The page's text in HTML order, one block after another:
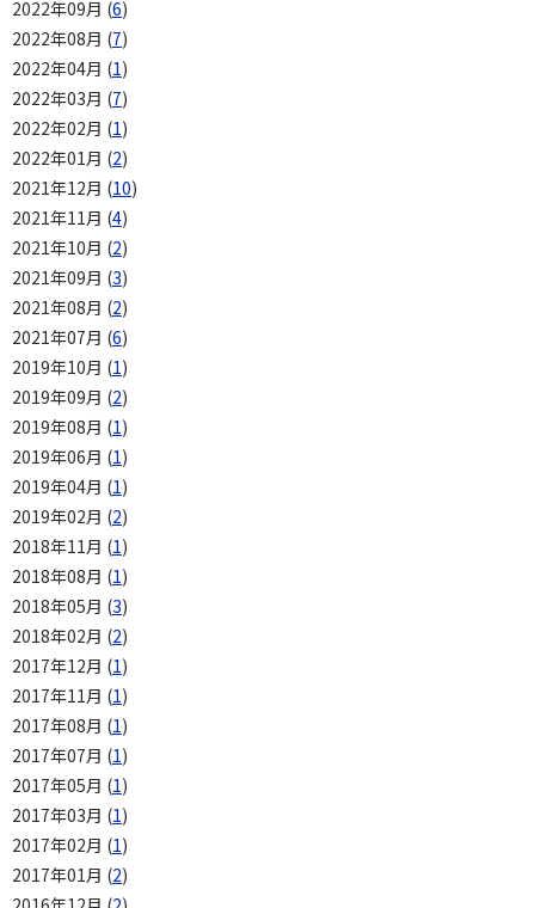
2022年09月 (6)
2022年08月 (7)
2022年04月 (1)
2022年03月 (7)
2022年02月 (1)
2022年01月 (2)
2021年12月 (10)
2021年11月 (4)
2021年10月 (2)
2021年09月 (3)
2021年08月 (2)
2021年07月 (6)
2019年10月 (1)
2019年09月 (2)
2019年08月 (1)
2019年06月 (1)
2019年04月 (1)
2019年02月 (2)
2018年11月 (1)
2018年08月 (1)
2018年05月 (3)
2018年02月 (2)
2017年12月 (1)
2017年11月 (1)
2017年08月 (1)
2017年07月 (1)
2017年05月 (1)
2017年03月 (1)
2017年02月 (1)
2017年01月 (2)